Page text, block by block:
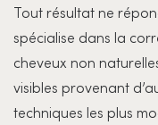
Tout résultat ne
spécialise dans la
cheveux non
visibles provenant
techniques les plus